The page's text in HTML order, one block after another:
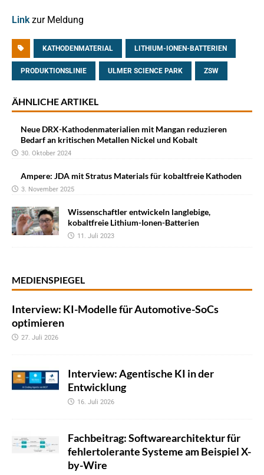
Linkzur Meldung
KATHODENMATERIAL LITHIUM-IONEN-BATTERIEN
PRODUKTIONSLINIE ULMER SCIENCE PARK ZSW
ÄHNLICHE ARTIKEL
Neue DRX-Kathodenmaterialien mit Mangan reduzieren
Bedarf an kritischen Metallen Nickel und Kobalt
30. Oktober 2024
Ampere: JDA mit Stratus Materials für kobaltfreie Kathoden
3. November 2025
Wissenschaftler entwickeln langlebige,
kobaltfreie Lithium-Ionen-Batterien
11. Juli 2023
MEDIENSPIEGEL
Interview: KI-Modelle für Automotive-SoCs
optimieren
27. Juli 2026
Interview: Agentische KI in der
Entwicklung
16. Juli 2026
Fachbeitrag: Softwarearchitektur für
fehlertolerante Systeme am Beispiel X-
by-Wire